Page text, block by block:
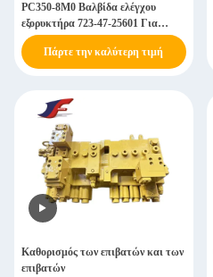
PC350-8M0 Βαλβίδα ελέγχου
εξορυκτήρα 723-47-25601 Για
KOMATSU
Πάρτε την καλύτερη τιμή
Καθορισμός των επιβατών και των
επιβατών